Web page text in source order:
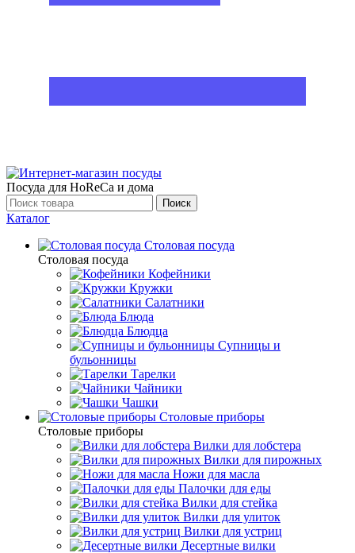
Посуда для HoReCa и дома
Поиск
Каталог
Столовая посуда
Столовая посуда
Кофейники
Кружки
Салатники
Блюда
Блюдца
Супницы и
бульонницы
Тарелки
Чайники
Чашки
Cтоловые приборы
Cтоловые приборы
Вилки для лобстера
Вилки для пирожных
Ножи для масла
Палочки для еды
Вилки для стейка
Вилки для улиток
Вилки для устриц
Десертные вилки